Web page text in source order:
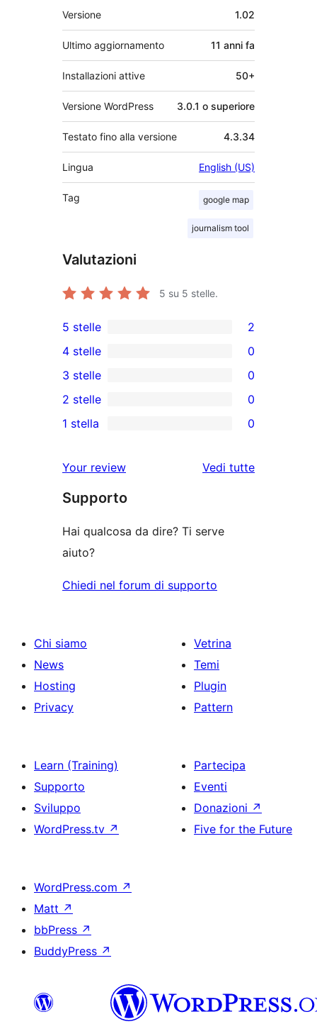
Meta
Versione 1.02
Ultimo aggiornamento 11 anni fa
Installazioni attive 50+
Versione WordPress 3.0.1 o superiore
Testato fino alla versione 4.3.34
Lingua English (US)
Tag google map
journalism tool
Valutazioni
5 su 5 stelle.
2
recensioni
a
5-
stelle
5 stelle 2
recensioni
a
4-
4 stelle 0
0
recensioni
a
stelle
3 stelle 0
recensioni
2-
stelle
2 stelle 0
a
1-
1 stella 0
Your review Vedi tuttele
Supporto
Hai qualcosa da dire? Ti serve
aiuto?
Chiedi nel forum di supporto
Chi siamo
News
Hosting
Privacy
Vetrina
Temi
Plugin
Pattern
Learn (Training)
Supporto
Sviluppo
WordPress.tv ↗
Partecipa
Eventi
Donazioni ↗
Five for the Future
WordPress.com ↗
Matt ↗
bbPress ↗
BuddyPress ↗